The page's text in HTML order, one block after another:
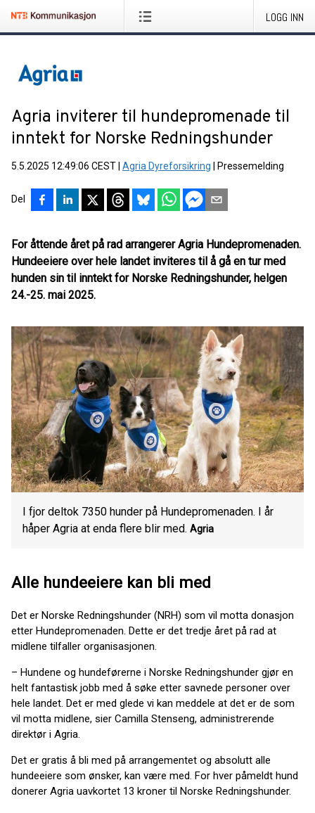
LOGG INN
Agria inviterer til hundepromenade til
inntekt for Norske Redningshunder
5.5.2025 12:49:06 CEST Agria Dyreforsikring Pressemelding
Del
For åttende året på rad arrangerer Agria Hundepromenaden.
Hundeeiere over hele landet inviteres til å gå en tur med
hunden sin til inntekt for Norske Redningshunder, helgen
24.-25. mai 2025.
I fjor deltok 7350 hunder på Hundepromenaden. I år
håper Agria at enda flere blir med. Agria
Alle hundeeiere kan bli med
Det er Norske Redningshunder (NRH) som vil motta donasjon
etter Hundepromenaden. Dette er det tredje året på rad at
midlene tilfaller organisasjonen.
– Hundene og hundeførerne i Norske Redningshunder gjør en
helt fantastisk jobb med å søke etter savnede personer over
hele landet. Det er med glede vi kan meddele at det er de som
vil motta midlene, sier Camilla Stenseng, administrerende
direktør i Agria.
Det er gratis å bli med på arrangementet og absolutt alle
hundeeiere som ønsker, kan være med. For hver påmeldt hund
donerer Agria uavkortet 13 kroner til Norske Redningshunder.